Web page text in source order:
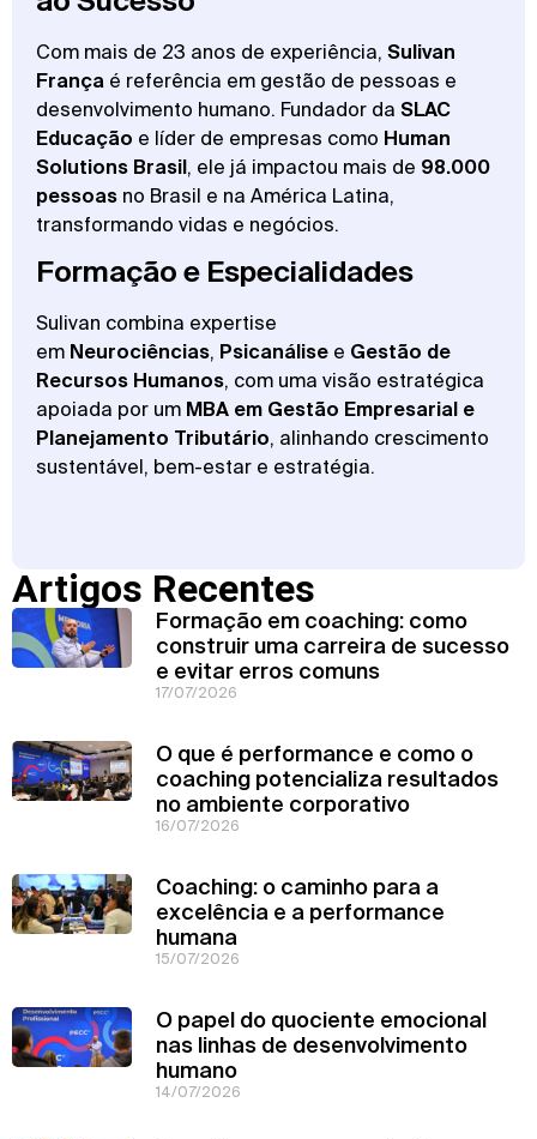
Com mais de 23 anos de experiência, Sulivan
França é referência em gestão de pessoas e
desenvolvimento humano. Fundador da SLAC
Educação e líder de empresas como Human
Solutions Brasil , ele já impactou mais de 98.000
pessoas no Brasil e na América Latina,
transformando vidas e negócios.
Formação e Especialidades
Sulivan combina expertise
em Neurociências, Psicanálise e Gestão de
Recursos Humanos, com uma visão estratégica
apoiada por um MBA em Gestão Empresarial e
Planejamento Tributário, alinhando crescimento
sustentável, bem-estar e estratégia.
Artigos Recentes
Formação em coaching: como
construir uma carreira de sucesso
e evitar erros comuns
17/07/2026
O que é performance e como o
coaching potencializa resultados
no ambiente corporativo
16/07/2026
Coaching: o caminho para a
excelência e a performance
humana
15/07/2026
O papel do quociente emocional
nas linhas de desenvolvimento
humano
14/07/2026